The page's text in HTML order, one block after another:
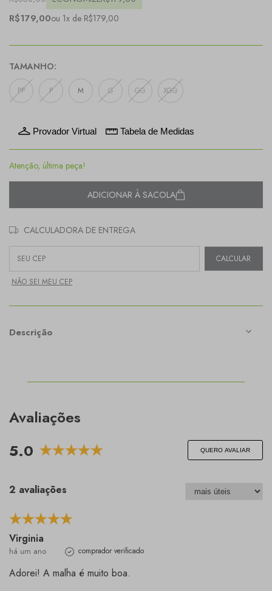
R$179,00ou 1x de R$179,00
TAMANHO:
PP P M G GG XGG
Provador Virtual Tabela de Medidas
Atenção, última peça!
ADICIONAR À SACOLA
CALCULADORA DE ENTREGA
Entregas para o CEP:
CALCULAR
NÃO SEI MEU CEP
Descrição
Avaliações
5.0
QUERO AVALIAR
2 avaliações
Virginia
há um ano comprador verificado
Adorei! A malha é muito boa.